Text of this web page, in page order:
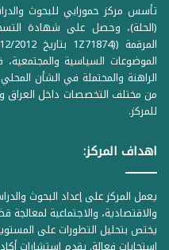
(الحلة)، وحصل على شهادة
الموضوعات السياسية
الراهنة والمحتملة في الشأن
من مختلف التخصصات داخل العراق
للمركز.
اهداف المركز:
يعمل المركز على إعداد البحوث
والاقتصادية، والاجتماعية لمعالجة
يختص بتحليل التطورات على